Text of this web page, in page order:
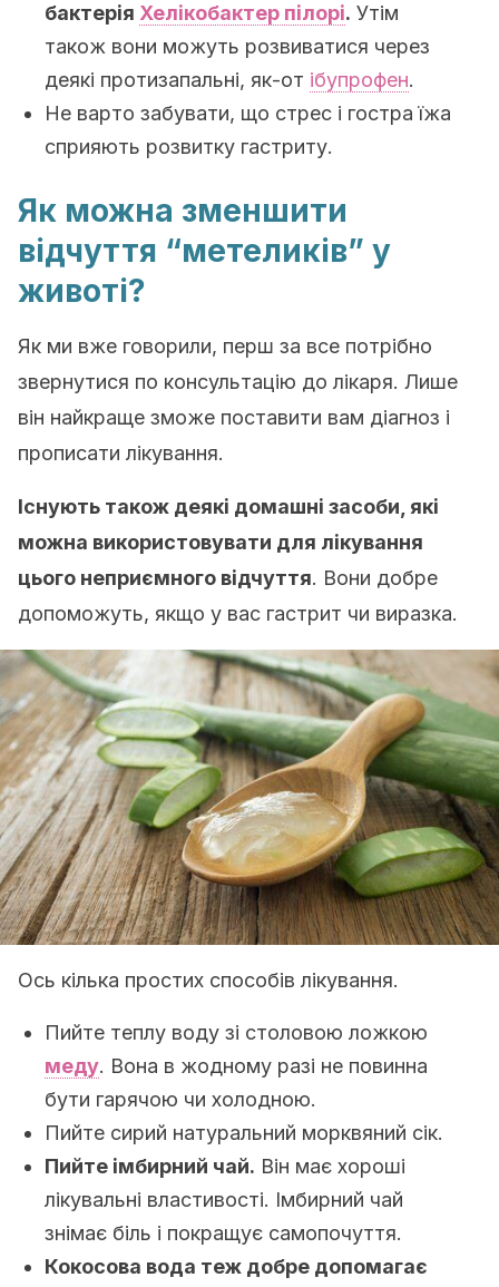
бактерія Хелікобактер пілорі. Утім
також вони можуть розвиватися через
деякі протизапальні, як-от ібупрофен.
Не варто забувати, що стрес і гостра їжа
сприяють розвитку гастриту.
Як можна зменшити
відчуття “метеликів” у
животі?
Як ми вже говорили, перш за все потрібно
звернутися по консультацію до лікаря. Лише
він найкраще зможе поставити вам діагноз і
прописати лікування.
Існують також деякі домашні засоби, які
можна використовувати для лікування
цього неприємного відчуття. Вони добре
допоможуть, якщо у вас гастрит чи виразка.
Ось кілька простих способів лікування.
Пийте теплу воду зі столовою ложкою
меду. Вона в жодному разі не повинна
бути гарячою чи холодною.
Пийте сирий натуральний морквяний сік.
Пийте імбирний чай. Він має хороші
лікувальні властивості. Імбирний чай
знімає біль і покращує самопочуття.
Кокосова вода теж добре допомагає